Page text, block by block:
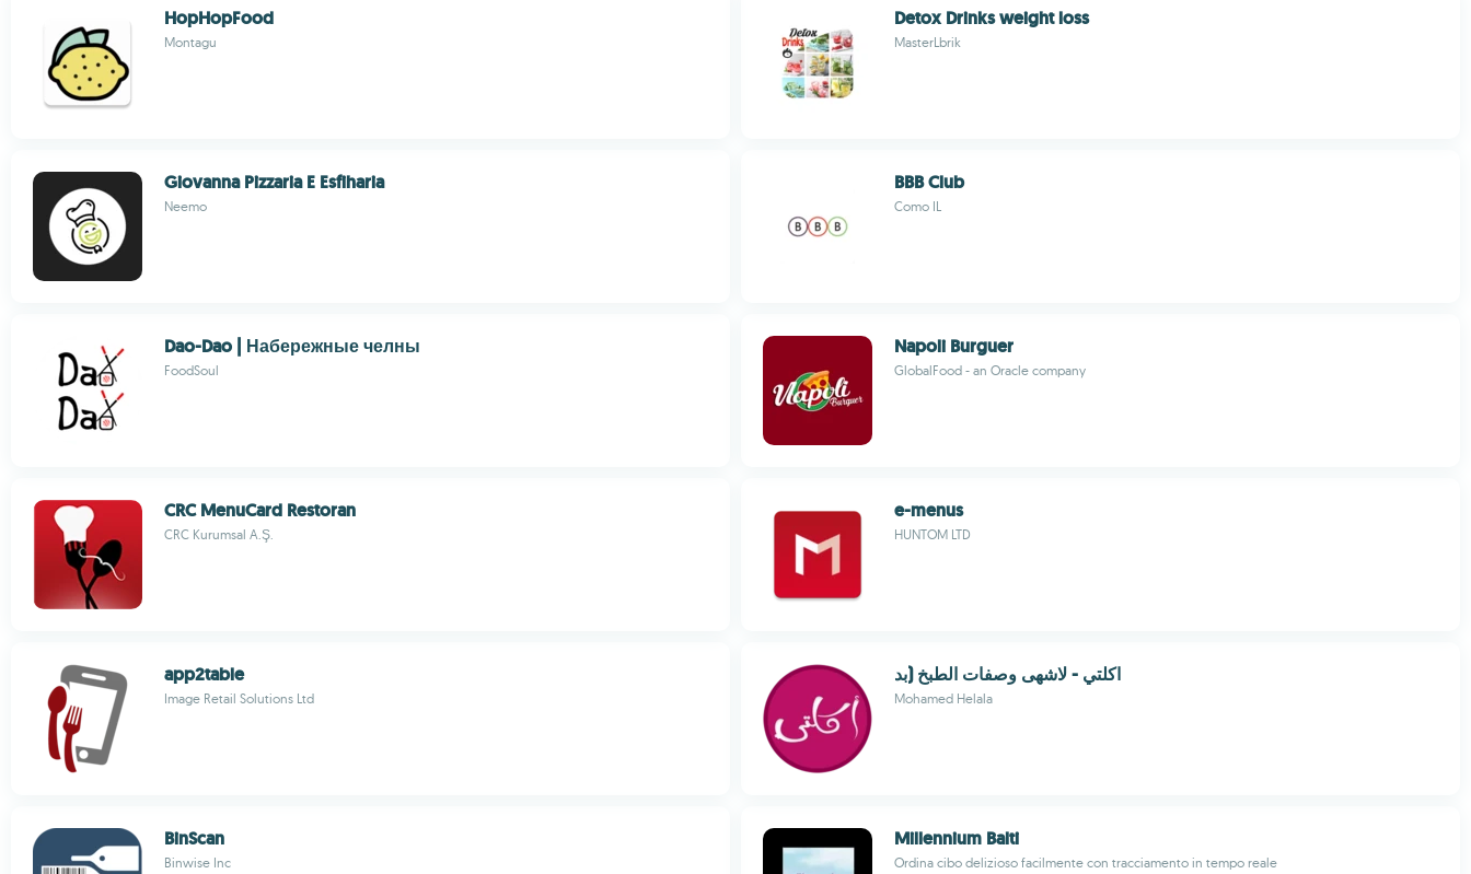
HopHopFood
Montagu
Detox Drinks weight loss
MasterLbrik
Giovanna Pizzaria E Esfiharia
Neemo
BBB Club
Como IL
Dao-Dao | Набережные челны
FoodSoul
Napoli Burguer
GlobalFood - an Oracle company
CRC MenuCard Restoran
CRC Kurumsal A.Ş.
e-menus
HUNTOM LTD
app2table
Image Retail Solutions Ltd
اكلتي - لاشهى وصفات الطبخ (بد
Mohamed Helala
BinScan
Binwise Inc
Millennium Balti
Ordina cibo delizioso facilmente con tracciamento in tempo reale